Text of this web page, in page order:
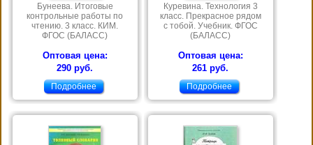
Бунеева. Итоговые
контрольные работы по
чтению. 3 класс. КИМ.
ФГОС (БАЛАСС)
Оптовая цена:
290 руб.
Подробнее
Куревина. Технология 3
класс. Прекрасное рядом
с тобой. Учебник. ФГОС
(БАЛАСС)
Оптовая цена:
261 руб.
Подробнее